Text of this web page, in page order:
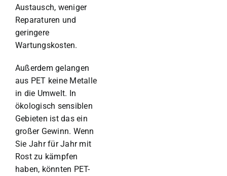
Austausch, weniger
Reparaturen und
geringere
Wartungskosten.
Außerdem gelangen
aus PET keine Metalle
in die Umwelt. In
ökologisch sensiblen
Gebieten ist das ein
großer Gewinn. Wenn
Sie Jahr für Jahr mit
Rost zu kämpfen
haben, könnten PET-